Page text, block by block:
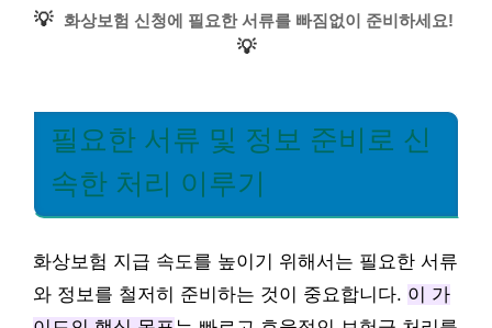
💡 화상보험 신청에 필요한 서류를 빠짐없이 준비하세요!
💡
필요한 서류 및 정보 준비로 신
속한 처리 이루기
화상보험 지급 속도를 높이기 위해서는 필요한 서류
와 정보를 철저히 준비하는 것이 중요합니다. 이 가